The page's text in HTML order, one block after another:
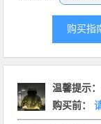
购买指
温馨提示：
购买前：